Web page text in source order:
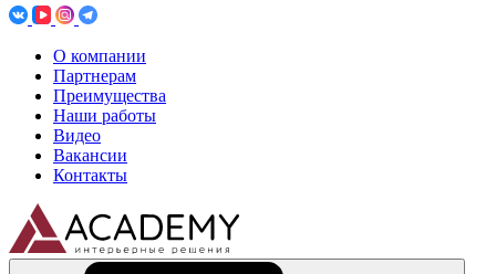
О компании
Партнерам
Преимущества
Наши работы
Видео
Вакансии
Контакты